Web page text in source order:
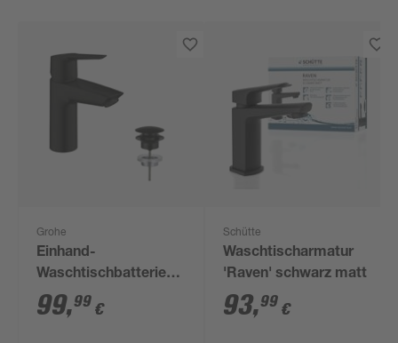
Grohe
Einhand-
Waschtischbatterie
'Start S-Size'
mattschwarz
99,99 €
Schütte
Waschtischarmatur
'Raven' schwarz matt
93,99 €